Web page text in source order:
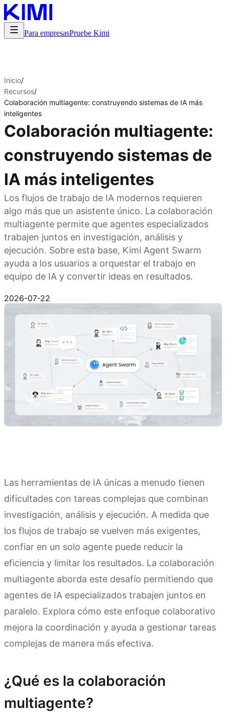
Para empresasPruebe Kimi
Inicio/
Recursos/
Colaboración multiagente: construyendo sistemas de IA más
inteligentes
Colaboración multiagente:
construyendo sistemas de
IA más inteligentes
Los flujos de trabajo de IA modernos requieren
algo más que un asistente único. La colaboración
multiagente permite que agentes especializados
trabajen juntos en investigación, análisis y
ejecución. Sobre esta base, Kimi Agent Swarm
ayuda a los usuarios a orquestar el trabajo en
equipo de IA y convertir ideas en resultados.
2026-07-22
Las herramientas de IA únicas a menudo tienen
dificultades con tareas complejas que combinan
investigación, análisis y ejecución. A medida que
los flujos de trabajo se vuelven más exigentes,
confiar en un solo agente puede reducir la
eficiencia y limitar los resultados. La colaboración
multiagente aborda este desafío permitiendo que
agentes de IA especializados trabajen juntos en
paralelo. Explora cómo este enfoque colaborativo
mejora la coordinación y ayuda a gestionar tareas
complejas de manera más efectiva.
¿Qué es la colaboración
multiagente?